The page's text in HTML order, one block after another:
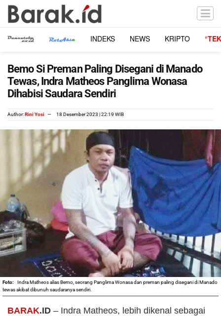
INDEKS NEWS KRIPTO
Bemo Si Preman Paling Disegani di Manado
Tewas, Indra Matheos Panglima Wonasa
Dihabisi Saudara Sendiri
Author:Rini Yosi 18 Desember 2023 | 22:19 WIB
Indra Matheos alias Bemo, seorang Panglima Wonasa dan preman paling disegani di Manado
tewas akibat dibunuh saudaranya sendiri.
BARAK.ID – Indra Matheos, lebih dikenal sebagai